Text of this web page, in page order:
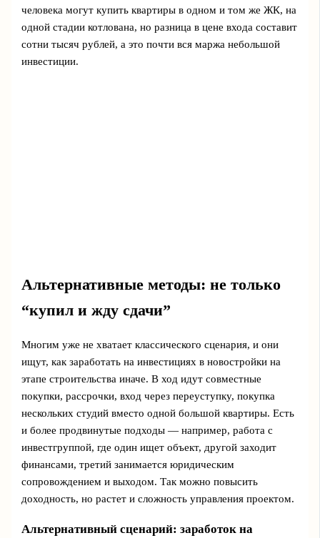
человека могут купить квартиры в одном и том же ЖК, на
одной стадии котлована, но разница в цене входа составит
сотни тысяч рублей, а это почти вся маржа небольшой
инвестиции.
Альтернативные методы: не только
“купил и жду сдачи”
Многим уже не хватает классического сценария, и они
ищут, как заработать на инвестициях в новостройки на
этапе строительства иначе. В ход идут совместные
покупки, рассрочки, вход через переуступку, покупка
нескольких студий вместо одной большой квартиры. Есть
и более продвинутые подходы — например, работа с
инвестгруппой, где один ищет объект, другой заходит
финансами, третий занимается юридическим
сопровождением и выходом. Так можно повысить
доходность, но растет и сложность управления проектом.
Альтернативный сценарий: заработок на